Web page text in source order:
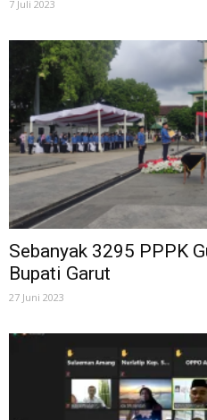
7 Juli 2023
Sebanyak 3295 PPPK
Bupati Garut
27 Juni 2023